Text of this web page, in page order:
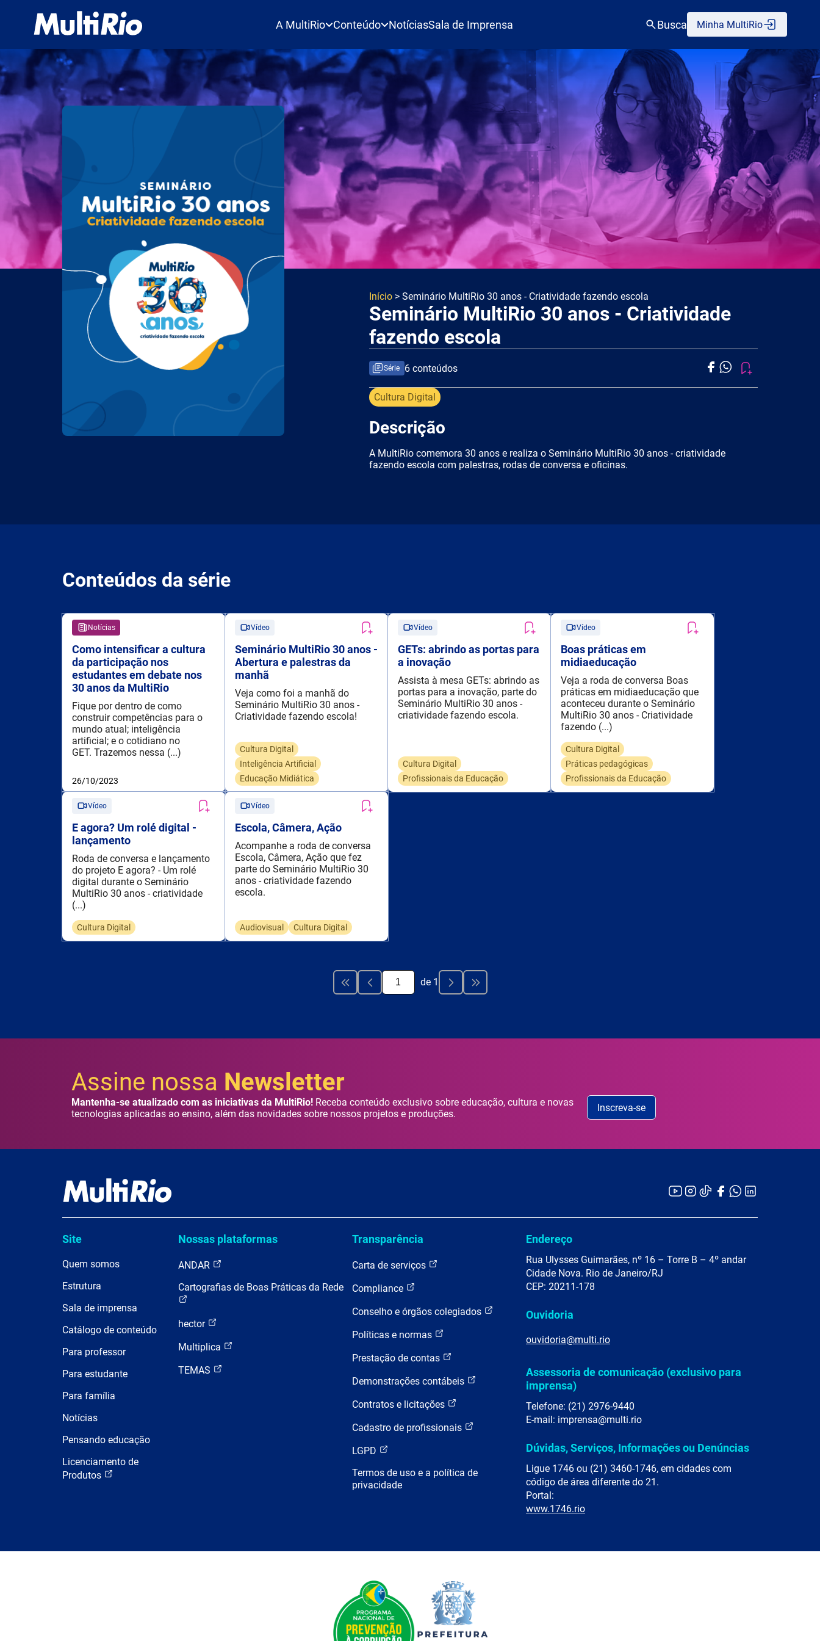
A MultiRio Conteúdo NotíciasSala de Imprensa Busca Minha MultiRio
Início > Seminário MultiRio 30 anos - Criatividade fazendo escola
Seminário MultiRio 30 anos - Criatividade
fazendo escola
Série 6 conteúdos
Cultura Digital
Descrição
A MultiRio comemora 30 anos e realiza o Seminário MultiRio 30 anos - criatividade
fazendo escola com palestras, rodas de conversa e oficinas.
Conteúdos da série
Notícias
Como intensificar a cultura
da participação nos
estudantes em debate nos
30 anos da MultiRio
Fique por dentro de como
construir competências para o
mundo atual; inteligência
artificial; e o cotidiano no
GET. Trazemos nessa (...)
26/10/2023
Vídeo
Seminário MultiRio 30 anos -
Abertura e palestras da
manhã
Veja como foi a manhã do
Seminário MultiRio 30 anos -
Criatividade fazendo escola!
Cultura Digital
Inteligência Artificial
Educação Midiática
Vídeo
GETs: abrindo as portas para
a inovação
Assista à mesa GETs: abrindo as
portas para a inovação, parte do
Seminário MultiRio 30 anos -
criatividade fazendo escola.
Cultura Digital
Profissionais da Educação
Vídeo
Boas práticas em
midiaeducação
Veja a roda de conversa Boas
práticas em midiaeducação que
aconteceu durante o Seminário
MultiRio 30 anos - Criatividade
fazendo (...)
Cultura Digital
Práticas pedagógicas
Profissionais da Educação
Vídeo
E agora? Um rolé digital -
lançamento
Roda de conversa e lançamento
do projeto E agora? - Um rolé
digital durante o Seminário
MultiRio 30 anos - criatividade
(...)
Cultura Digital
Vídeo
Escola, Câmera, Ação
Acompanhe a roda de conversa
Escola, Câmera, Ação que fez
parte do Seminário MultiRio 30
anos - criatividade fazendo
escola.
Audiovisual Cultura Digital
de 1
Assine nossa Newsletter
Mantenha-se atualizado com as iniciativas da MultiRio! Receba conteúdo exclusivo sobre educação, cultura e novas
tecnologias aplicadas ao ensino, além das novidades sobre nossos projetos e produções.
Inscreva-se
Site
Quem somos
Estrutura
Sala de imprensa
Catálogo de conteúdo
Para professor
Para estudante
Para família
Notícias
Pensando educação
Licenciamento de
Produtos
Nossas plataformas
ANDAR
Cartografias de Boas Práticas da Rede
hector
Multiplica
TEMAS
Transparência
Carta de serviços
Compliance
Conselho e órgãos colegiados
Políticas e normas
Prestação de contas
Demonstrações contábeis
Contratos e licitações
Cadastro de profissionais
LGPD
Termos de uso e a política de
privacidade
Endereço
Rua Ulysses Guimarães, nº 16 – Torre B – 4º andar
Cidade Nova. Rio de Janeiro/RJ
CEP: 20211-178
Ouvidoria
ouvidoria@multi.rio
Assessoria de comunicação (exclusivo para
imprensa)
Telefone: (21) 2976-9440
E-mail: imprensa@multi.rio
Dúvidas, Serviços, Informações ou Denúncias
Ligue 1746 ou (21) 3460-1746, em cidades com
código de área diferente do 21.
Portal:
www.1746.rio